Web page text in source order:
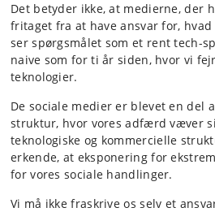
Det betyder ikke, at medierne, der
fritaget fra at have ansvar for,
ser spørgsmålet som et rent tech-
naive som for ti år siden, hvor vi
teknologier.
De sociale medier er blevet en del
struktur, hvor vores adfærd væver
teknologiske og kommercielle
erkende, at eksponering for
for vores sociale handlinger.
Vi må ikke fraskrive os selv et